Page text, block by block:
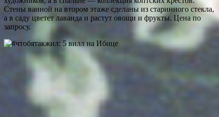
Стены ванной на втором этаже сделаны из старинного стекла,
а в саду цветет лаванда и растут овощи и фрукты. Цена по
запросу.